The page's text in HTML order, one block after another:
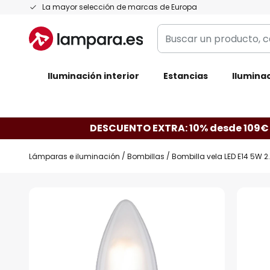
La mayor selección de marcas de Europa
Ir
contenido
Buscar
un
categoría,
Iluminación interior Estancias
DESCUENTO EXTRA: 10% desde
Lámparas e iluminación Bombillas Bombilla vela LED E14 5W